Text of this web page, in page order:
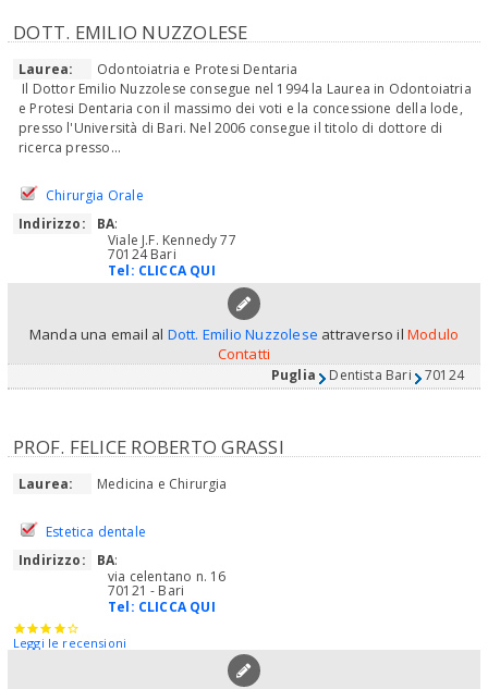
DOTT. EMILIO NUZZOLESE
Laurea:
Odontoiatria e Protesi Dentaria
Il Dottor Emilio Nuzzolese consegue nel 1994 la Laurea in Odontoiatria
e Protesi Dentaria con il massimo dei voti e la concessione della lode,
presso l'Università di Bari. Nel 2006 consegue il titolo di dottore di
ricerca presso...
Chirurgia Orale
Indirizzo:
BA:
Viale J.F. Kennedy 77
70124 Bari
Tel: CLICCA QUI
Manda una email al Dott. Emilio Nuzzolese attraverso il Modulo
Contatti
Puglia Dentista Bari 70124
PROF. FELICE ROBERTO GRASSI
Laurea: Medicina e Chirurgia
Estetica dentale
Indirizzo:
BA:
via celentano n. 16
70121 - Bari
Tel: CLICCA QUI
Leggi le recensioni